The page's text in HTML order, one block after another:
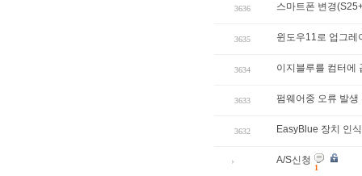
3636 스마트폰 변경
3635 윈도우11로 업그레
3634 이지블루를 컴터에
3633 펌웨어중 오류 발생
3632 EasyBlue 장치 인
A/S신청
1